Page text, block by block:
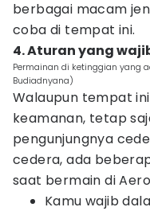
berbagai macam
coba di tempat ini.
4. Aturan yang
Permainan di ketinggian yang
Budiadnyana)
Walaupun tempat
keamanan, tetap
pengunjungnya
cedera, ada
saat bermain di
Kamu wajib